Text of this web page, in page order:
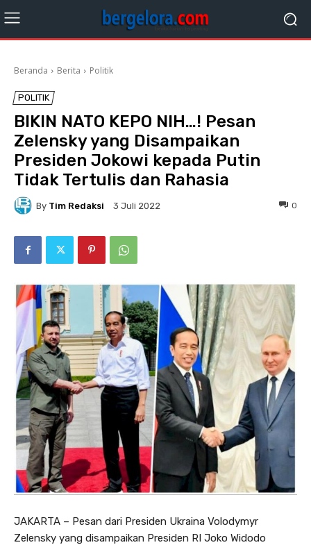
Beranda Berita Politik
POLITIK
BIKIN NATO KEPO NIH…! Pesan
Zelensky yang Disampaikan
Presiden Jokowi kepada Putin
Tidak Tertulis dan Rahasia
By Tim Redaksi 3 Juli 2022 0
JAKARTA – Pesan dari Presiden Ukraina Volodymyr
Zelensky yang disampaikan Presiden RI Joko Widodo